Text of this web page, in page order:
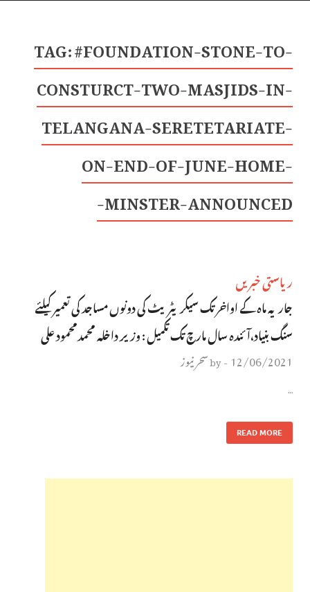
TAG:#FOUNDATION-STONE-TO-
CONSTURCT-TWO-MASJIDS-IN-
TELANGANA-SERETETARIATE-
ON-END-OF-JUNE-HOME-
MINSTER-ANNOUNCED-
ریاستی خبریں
جاریہ ماہ کے اواخر تک سیکریٹریٹ کی دونوں مساجد کی تعمیر کیلئے
سنگ بنیاد،آئندہ سال مارچ تک تکمیل : وزیر داخلہ محمدمحمود علی
12/06/2021
-
byسحر نیوز
…
READ MORE